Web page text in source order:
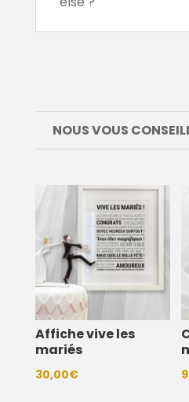
NOUS VOUS
Affiche vive les
mariés
30,00€